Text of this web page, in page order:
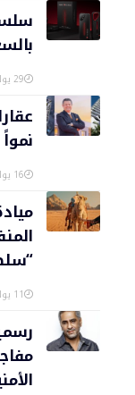
29 يوليو، 2026
16 يوليو، 2026
11 يوليو، 2026